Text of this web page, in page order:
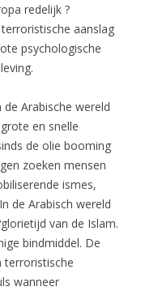
redelijk ?
aanslag
psychologische
Arabische wereld
en snelle
de olie booming
zoeken mensen
ismes,
de Arabisch wereld
van de Islam.
bindmiddel. De
terroristische
wanneer